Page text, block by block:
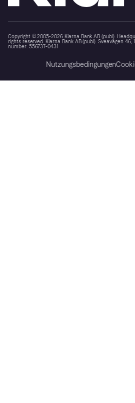
Copyright © 2005-2026 Klarna Bank AB (publ).
rights reserved. Klarna Bank AB (publ). Sveavägen 46,
number: 556737-0431
Nutzungsbedingungen